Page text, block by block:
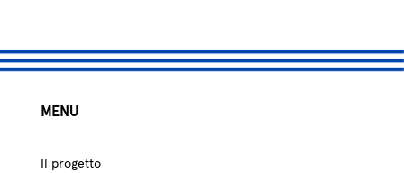
Scuole
MENU
Il progetto